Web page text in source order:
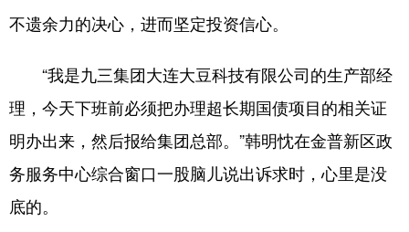
不遗余力的决心，进而坚定投资信心。
“我是九三集团大连大豆科技有限公司的生产部经
理，今天下班前必须把办理超长期国债项目的相关证
明办出来，然后报给集团总部。”韩明忱在金普新区政
务服务中心综合窗口一股脑儿说出诉求时，心里是没
底的。